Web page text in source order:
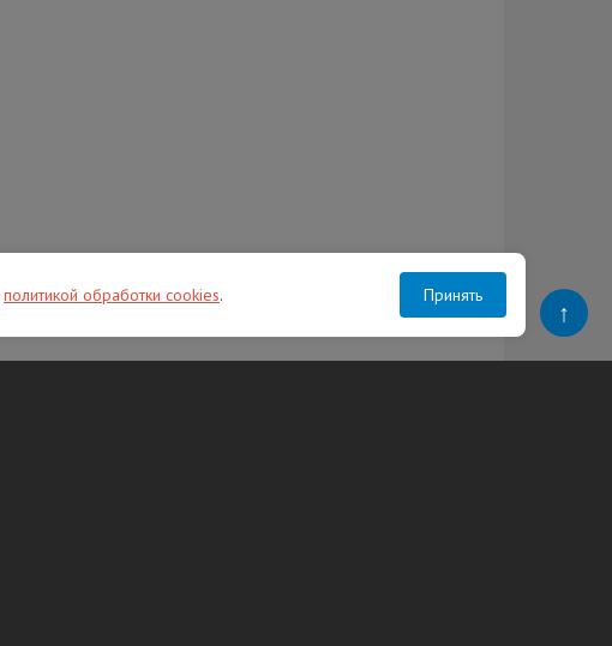
политикой обработки cookies. Принять
↑